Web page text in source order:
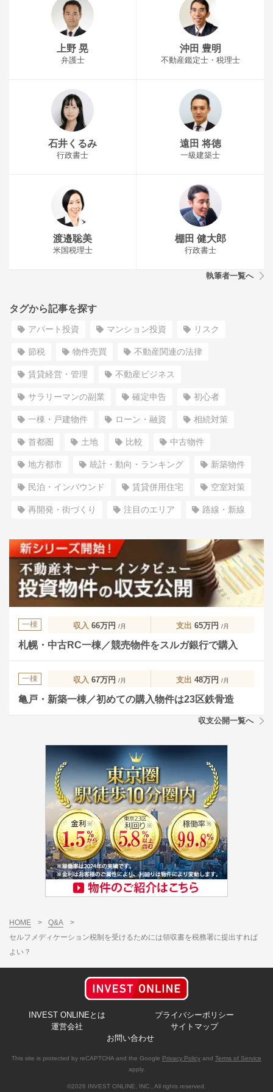
上野 晃
弁護士
沖田 豊明
不動産鑑定士・税理士
石井くるみ
行政書士
遠田 将徳
一級建築士
渡邉聡美
米国税理士
棚田 健大郎
行政書士
執筆者一覧へ
タグから記事を探す
アパート投資 マンション投資 リスク
節税 物件売買 不動産関連の法律
賃貸経営・管理 不動産ビジネス
サラリーマンの副業 確定申告 初心者
一棟・戸建物件 ローン・融資 相続対策
首都圏 土地 比較 中古物件
地方都市 統計・動向・ランキング 新築物件
民泊・インバウンド 賃貸併用住宅 空室対策
再開発・街づくり 注目のエリア 路線・新線
一棟 収入 66万円 /月 支出 65万円 /月
札幌・中古RC一棟／競売物件をスルガ銀行で購入
一棟 収入 67万円 /月 支出 48万円 /月
亀戸・新築一棟／初めての購入物件は23区鉄骨造
収支公開一覧へ
HOME > Q&A
>
セルフメディケーション税制を受けるためには領収書を税務署に提出すれば
よい？
INVEST ONLINEとは
プライバシーポリシー
運営会社
サイトマップ
お問い合わせ
This site is protected by reCAPTCHA and the Google Privacy Policy and Terms of Service
apply.
©2026 INVEST ONLINE, INC., All rights reserved.